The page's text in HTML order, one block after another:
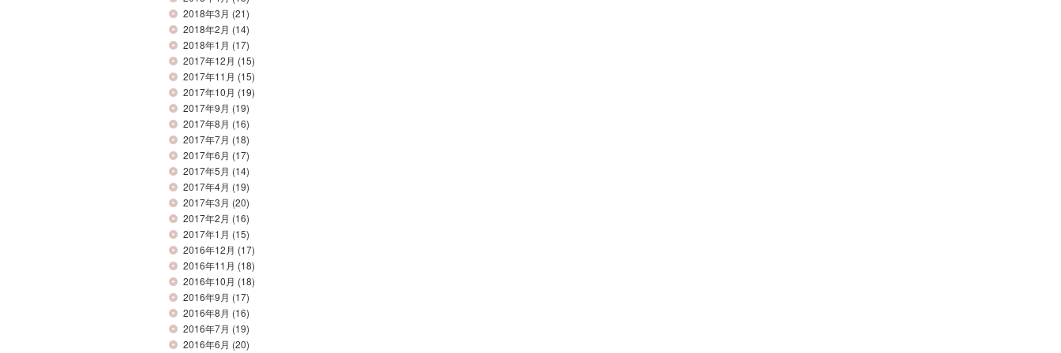
2018年3月 (21)
2018年2月 (14)
2018年1月 (17)
2017年12月 (15)
2017年11月 (15)
2017年10月 (19)
2017年9月 (19)
2017年8月 (16)
2017年7月 (18)
2017年6月 (17)
2017年5月 (14)
2017年4月 (19)
2017年3月 (20)
2017年2月 (16)
2017年1月 (15)
2016年12月 (17)
2016年11月 (18)
2016年10月 (18)
2016年9月 (17)
2016年8月 (16)
2016年7月 (19)
2016年6月 (20)